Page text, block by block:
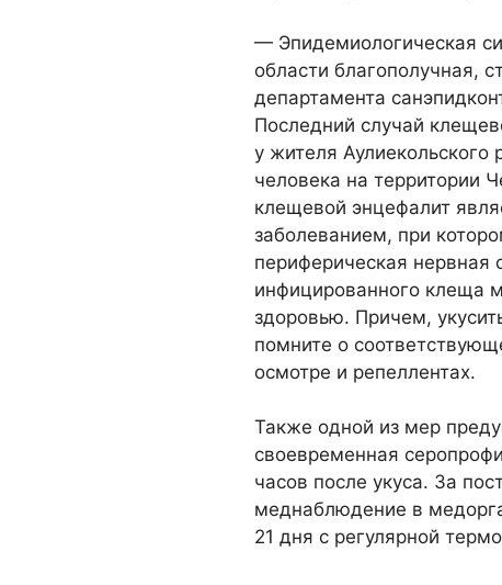
— Эпидемиологическая
области благополучная,
департамента
Последний случай
у жителя Аулиекольского
человека на территории
клещевой энцефалит
заболеванием, при
периферическая нервная
инфицированного клеща
здоровью. Причем,
помните о
осмотре и репеллентах.
Также одной из мер
своевременная
часов после укуса. За
меднаблюдение в
21 дня с регулярной